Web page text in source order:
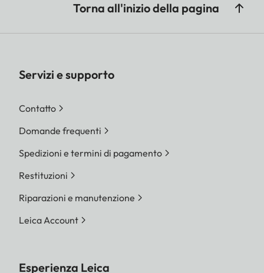
Torna all'inizio della pagina
Servizi e supporto
Contatto
Domande frequenti
Spedizioni e termini di pagamento
Restituzioni
Riparazioni e manutenzione
Leica Account
Esperienza Leica